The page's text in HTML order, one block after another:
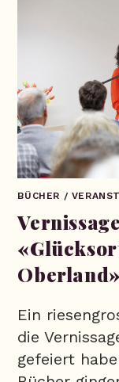
BÜCHER /
Oberland»
Ein
die
gefeiert